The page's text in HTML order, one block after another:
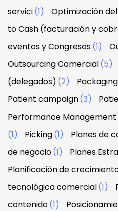
servici(1) Optimización
to Cash (facturación y
eventos y Congresos(1)
Outsourcing Comercial(5)
(delegados) (2) Packaging
Patient campaign(3)
Performance Management
(1)
Picking(1) Planes de
de negocio(1) Planes
Planificación de
tecnológica comercial(1)
contenido(1)